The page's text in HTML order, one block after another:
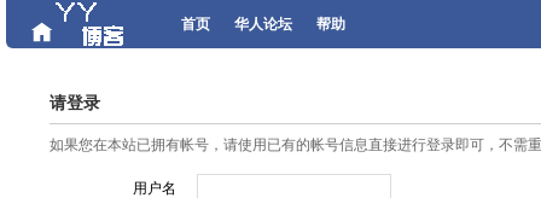
首页 华人论坛 帮助
请登录
如果您在本站已拥有帐号，请使用已有的帐号信息直接进行登录即可，不需
用户名